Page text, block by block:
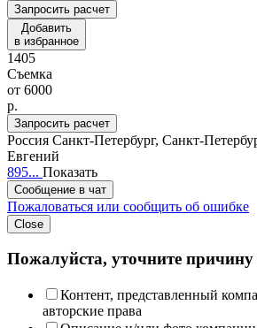
Запросить расчет
Добавить
в избранное
1405
Съемка
от 6000
p.
Запросить расчет
Россия Санкт-Петербург, Санкт-
Евгений
895... Показать
Сообщение в чат
Пожаловаться или сообщить об ошибке
Close
Пожалуйста, уточните
Контент, представленный
авторские права